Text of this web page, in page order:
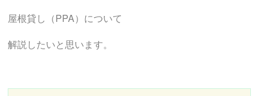
屋根貸し（PPA）について
解説したいと思います。